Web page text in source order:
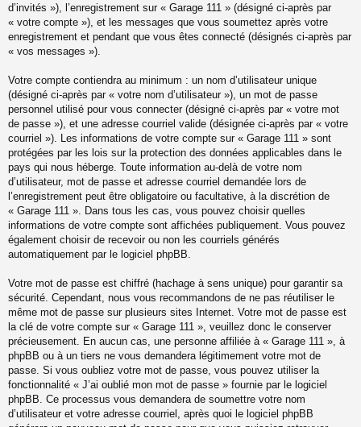
d’invités »), l’enregistrement sur « Garage 111 » (désigné ci-après par
« votre compte »), et les messages que vous soumettez après votre
enregistrement et pendant que vous êtes connecté (désignés ci-après par
« vos messages »).
Votre compte contiendra au minimum : un nom d’utilisateur unique
(désigné ci-après par « votre nom d’utilisateur »), un mot de passe
personnel utilisé pour vous connecter (désigné ci-après par « votre mot
de passe »), et une adresse courriel valide (désignée ci-après par « votre
courriel »). Les informations de votre compte sur « Garage 111 » sont
protégées par les lois sur la protection des données applicables dans le
pays qui nous héberge. Toute information au-delà de votre nom
d’utilisateur, mot de passe et adresse courriel demandée lors de
l’enregistrement peut être obligatoire ou facultative, à la discrétion de
« Garage 111 ». Dans tous les cas, vous pouvez choisir quelles
informations de votre compte sont affichées publiquement. Vous pouvez
également choisir de recevoir ou non les courriels générés
automatiquement par le logiciel phpBB.
Votre mot de passe est chiffré (hachage à sens unique) pour garantir sa
sécurité. Cependant, nous vous recommandons de ne pas réutiliser le
même mot de passe sur plusieurs sites Internet. Votre mot de passe est
la clé de votre compte sur « Garage 111 », veuillez donc le conserver
précieusement. En aucun cas, une personne affiliée à « Garage 111 », à
phpBB ou à un tiers ne vous demandera légitimement votre mot de
passe. Si vous oubliez votre mot de passe, vous pouvez utiliser la
fonctionnalité « J’ai oublié mon mot de passe » fournie par le logiciel
phpBB. Ce processus vous demandera de soumettre votre nom
d’utilisateur et votre adresse courriel, après quoi le logiciel phpBB